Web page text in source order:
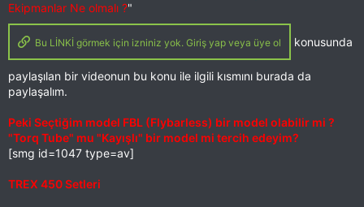
Ekipmanlar Ne olmalı ?"
Bu LİNKİ görmek için izniniz yok. Giriş yap veya üye ol konusunda
paylaşılan bir videonun bu konu ile ilgili kısmını burada da
paylaşalım.
Peki Seçtiğim model FBL (Flybarless) bir model olabilir mi ?
"Torq Tube" mu "Kayışlı" bir model mi tercih edeyim?
[smg id=1047 type=av]
TREX 450 Setleri